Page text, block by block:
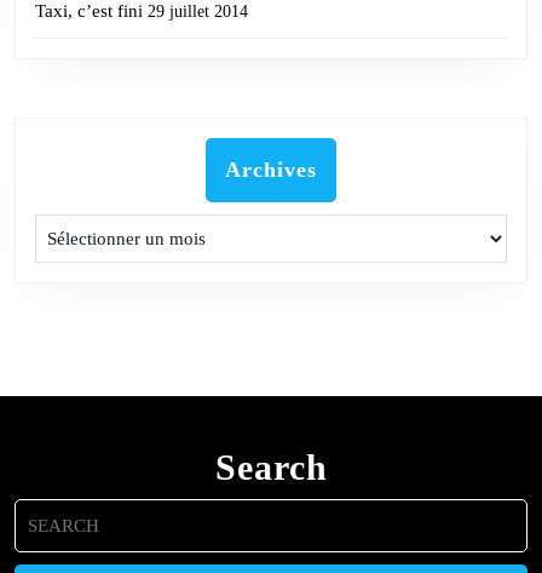
Taxi, c’est fini 29 juillet 2014
Archives
Search
Search
for: